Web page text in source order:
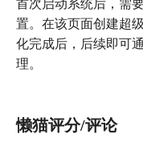
首次启动系统后，需
置。在该页面创建超
化完成后，后续即可
懒猫评分/评论